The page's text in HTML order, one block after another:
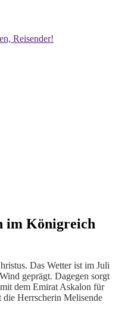
Reisender!
im Königreich
Das Wetter ist im Juli
geprägt. Dagegen sorgt
dem Emirat Askalon für
Herrscherin Melisende